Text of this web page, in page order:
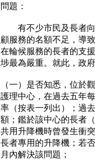
問題：
有不少市民及長者向
顧服務的名額不足，導
在輪候服務的長者的支
埗最為嚴重。就此，政
（一）是否知悉，位於
護理中心，在過去五年
率（按表一列出）；過
額；鑑於該中心的長者
共用升降機時曾發生衝
長者專用的升降機；若
月內解決該問題；